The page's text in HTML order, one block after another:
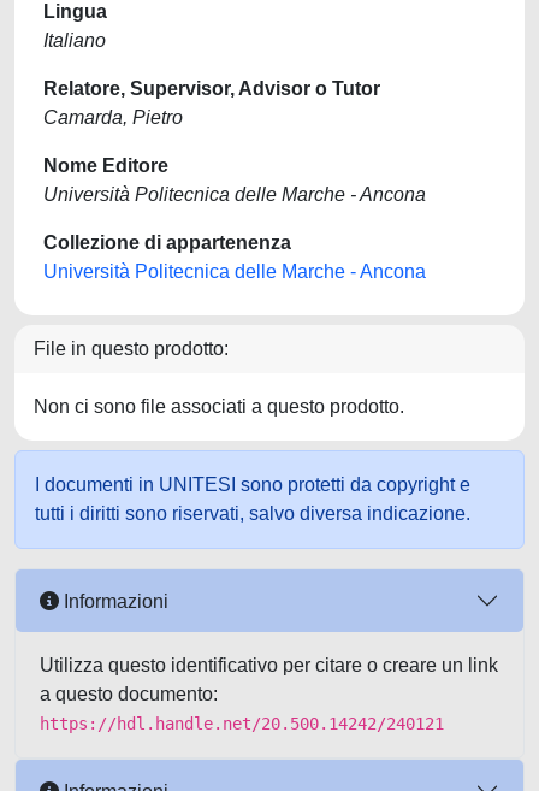
Lingua
Italiano
Relatore, Supervisor, Advisor o Tutor
Camarda, Pietro
Nome Editore
Università Politecnica delle Marche - Ancona
Collezione di appartenenza
Università Politecnica delle Marche - Ancona
File in questo prodotto:
Non ci sono file associati a questo prodotto.
I documenti in UNITESI sono protetti da copyright e
tutti i diritti sono riservati, salvo diversa indicazione.
Informazioni
Utilizza questo identificativo per citare o creare un link
a questo documento:
https://hdl.handle.net/20.500.14242/240121